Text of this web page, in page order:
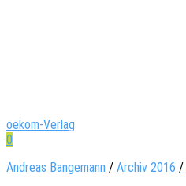
oekom-Verlag
0
Andreas Bangemann / Archiv 2016 /